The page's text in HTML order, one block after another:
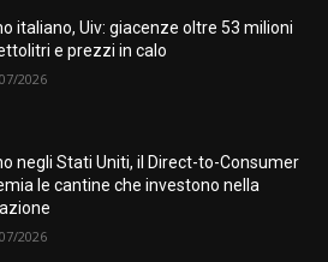
italiano, Uiv: giacenze oltre 53 milioni
e prezzi in calo
2026
negli Stati Uniti, il Direct-to-Consumer
le cantine che investono nella
2026